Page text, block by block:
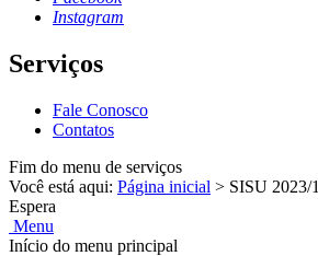
Instagram
Serviços
Fale Conosco
Contatos
Fim do menu de serviços
Você está aqui: Página inicial > SISU 2023/1
Espera
Menu
Início do menu principal